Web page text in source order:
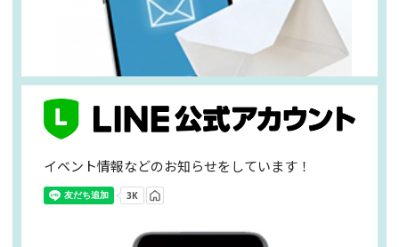
イベント情報などのお知らせをしています！